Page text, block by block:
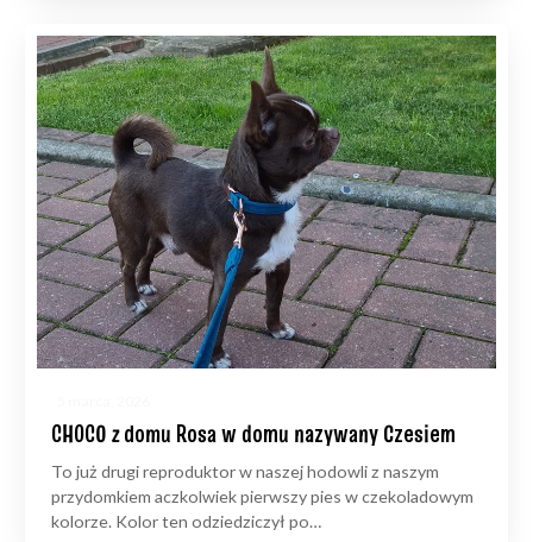
CHOCO z domu Rosa w domu nazywany Czesiem
To już drugi reproduktor w naszej hodowli z naszym
przydomkiem aczkolwiek pierwszy pies w czekoladowym
kolorze. Kolor ten odziedziczył po…